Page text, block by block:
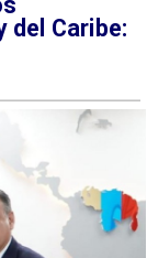
del Caribe: